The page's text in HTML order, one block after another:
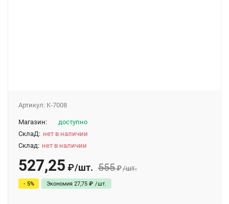
Артикул: K-7008
Магазин:
доступно
СклаД: нет в наличии
Склад: нет в наличии
527,25 ₽/шт. 555₽/шт.
- 5% Экономия 27,75 ₽ /шт.